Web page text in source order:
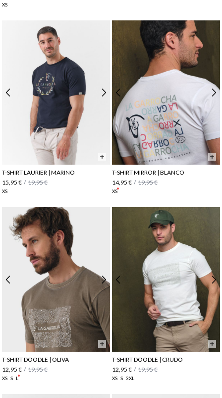
XS
T-SHIRT LAURIER | MARINO
15,95 € / 19,95 €
XS
T-SHIRT MIRROR | BLANCO
14,95 € / 19,95 €
XS
T-SHIRT DOODLE | OLIVA
12,95 € / 19,95 €
XS S L
T-SHIRT DOODLE | CRUDO
12,95 € / 19,95 €
XS S 3XL